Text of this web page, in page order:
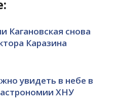
Кагановская снова
Каразина
увидеть в небе в
ХНУ